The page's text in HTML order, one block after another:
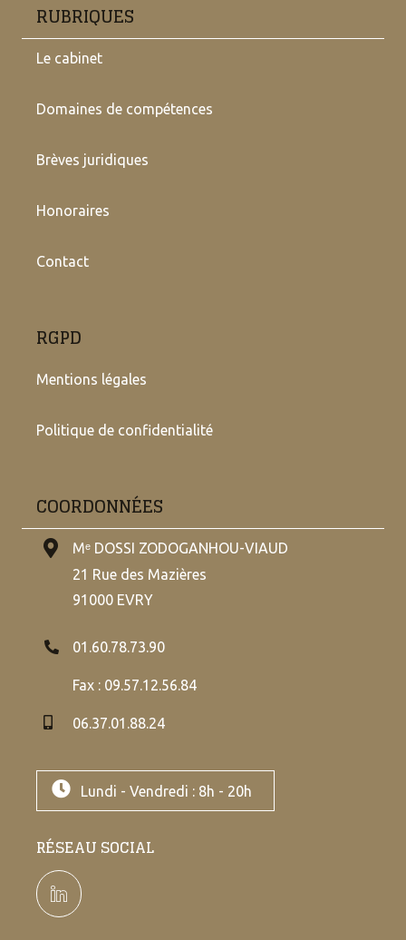
RUBRIQUES
Le cabinet
Domaines de compétences
Brèves juridiques
Honoraires
Contact
RGPD
Mentions légales
Politique de confidentialité
COORDONNÉES
Mᵉ DOSSI ZODOGANHOU-VIAUD
21 Rue des Mazières
91000 EVRY
01.60.78.73.90
Fax : 09.57.12.56.84
06.37.01.88.24
Lundi - Vendredi : 8h - 20h
RÉSEAU SOCIAL